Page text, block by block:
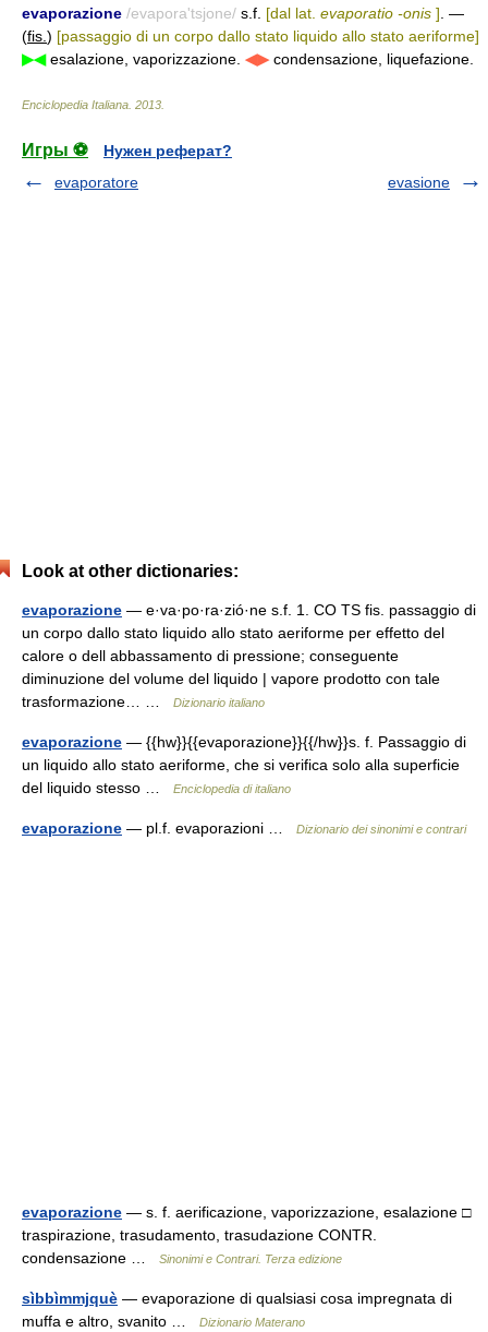
evaporazione /evapora'tsjone/ s.f. [dal lat. evaporatio -onis ] . —
(fis. ) [passaggio di un corpo dallo stato liquido allo stato aeriforme]
▶◀esalazione, vaporizzazione. ◀▶condensazione, liquefazione.
Enciclopedia Italiana 2013
Игры ⚽
Нужен реферат?
evaporatore
evasione
Look at other dictionaries:
evaporazione — e·va·po·ra·zió·ne s.f. 1. CO TS fis. passaggio di
un corpo dallo stato liquido allo stato aeriforme per effetto del
calore o dell abbassamento di pressione; conseguente
diminuzione del volume del liquido | vapore prodotto con tale
trasformazione… …
Dizionario italiano
evaporazione — {{hw}}{{evaporazione}}{{/hw}}s. f. Passaggio di
un liquido allo stato aeriforme, che si verifica solo alla superficie
del liquido stesso …
Enciclopedia di italiano
evaporazione — pl.f. evaporazioni … Dizionario dei sinonimi e contrari
evaporazione — s. f. aerificazione, vaporizzazione, esalazione □
traspirazione, trasudamento, trasudazione CONTR.
condensazione …
Sinonimi e Contrari. Terza edizione
sìbbìmmjquè — evaporazione di qualsiasi cosa impregnata di
muffa e altro, svanito …
Dizionario Materano